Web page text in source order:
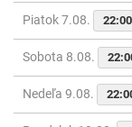
Piatok 7.08. 22:00
Sobota 8.08.
Nedeľa 9.08.